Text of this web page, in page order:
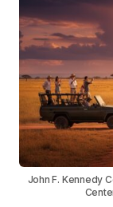
John F. Kennedy